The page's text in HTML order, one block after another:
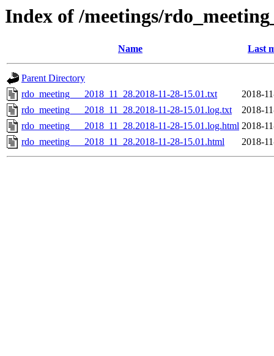
Index of /meetings/
Name Last
Parent Directory
rdo_meeting___2018_11_28.2018-11-28-15.01.txt
2018-
rdo_meeting___2018_11_28.2018-11-28-15.01.log.txt
2018-
rdo_meeting___2018_11_28.2018-11-28-15.01.log.html 2018-
rdo_meeting___2018_11_28.2018-11-28-15.01.html
2018-